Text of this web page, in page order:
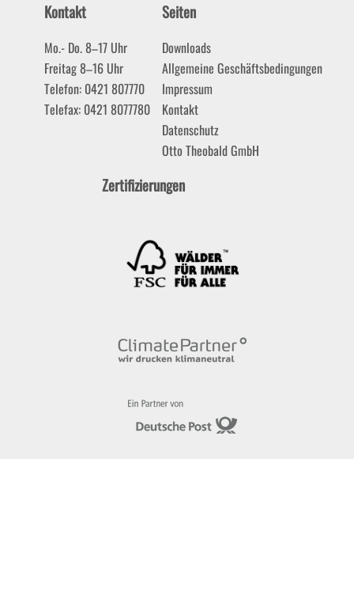
Kontakt
Mo.- Do. 8–17 Uhr
Freitag 8–16 Uhr
Telefon: 0421 807770
Telefax: 0421 8077780
Seiten
Downloads
Allgemeine Geschäftsbedingungen
Impressum
Kontakt
Datenschutz
Otto Theobald GmbH
Zertifizierungen